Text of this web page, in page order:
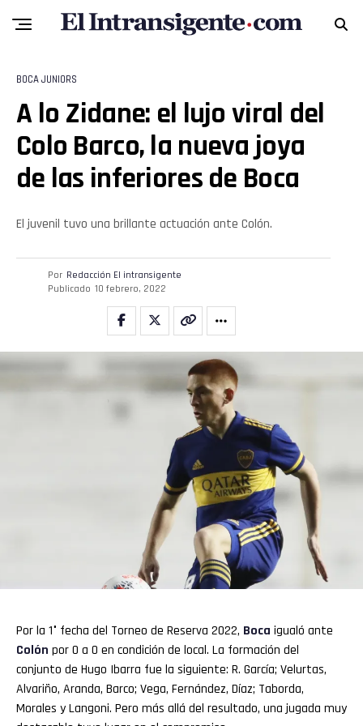
BOCA JUNIORS
A lo Zidane: el lujo viral del
Colo Barco, la nueva joya
de las inferiores de Boca
El juvenil tuvo una brillante actuación ante Colón.
Por Redacción El intransigente
Publicado 10 febrero, 2022
Por la 1° fecha del Torneo de Reserva 2022, Boca igualó ante
Colón por 0 a 0 en condición de local. La formación del
conjunto de Hugo Ibarra fue la siguiente: R. García; Velurtas,
Alvariño, Aranda, Barco; Vega, Fernández, Díaz; Taborda,
Morales y Langoni. Pero más allá del resultado, una jugada muy
Reddit
Pinterest